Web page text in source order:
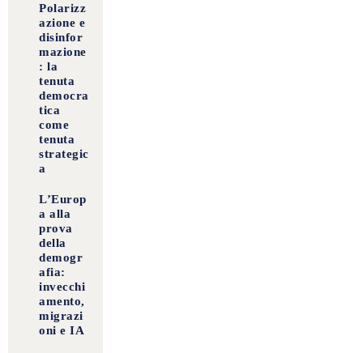
Polarizz
azione e
disinfor
mazione
: la
tenuta
democra
tica
come
tenuta
strategic
a
L’Europ
a alla
prova
della
demogr
afia:
invecchi
amento,
migrazi
oni e IA